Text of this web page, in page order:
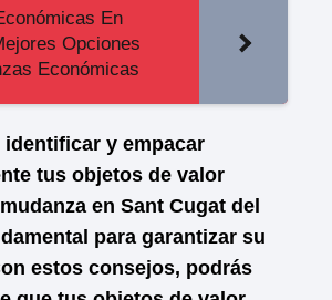
En
Opciones
Económicas
identificar y empacar
tus objetos de valor
en Sant Cugat del
para garantizar su
estos consejos, podrás